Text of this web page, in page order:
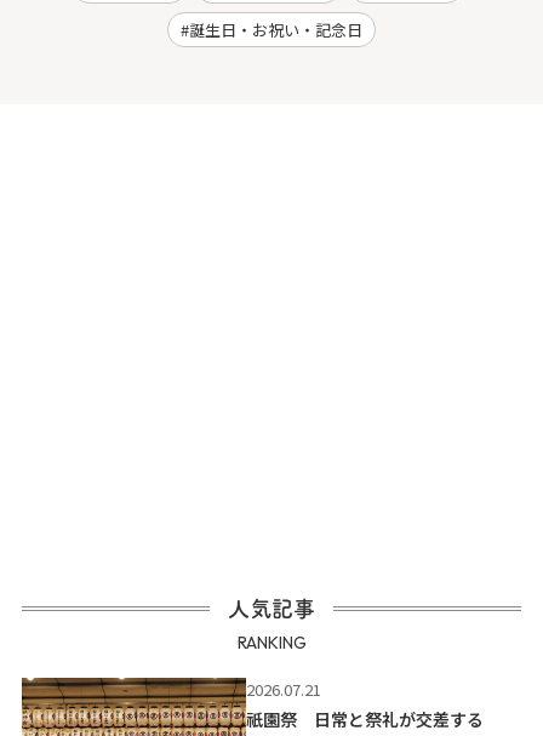
誕生日・お祝い・記念日
人気記事
RANKING
2026.07.21
祇園祭 日常と祭礼が交差する